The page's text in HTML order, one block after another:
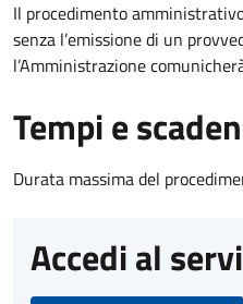
Il procedimento
senza l’emissione di un
l’Amministrazione
Tempi e
Durata massima del
Accedi al